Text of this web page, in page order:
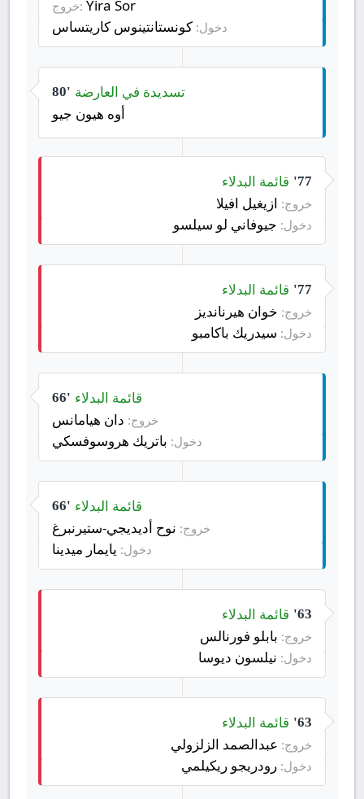
خروج: Yira Sor
دخول: كونستانتينوس كاريتساس
80' تسديدة في العارضة
أوه هيون جيو
77' قائمة البدلاء
خروج: ازيغيل افيلا
دخول: جيوفاني لو سيلسو
77' قائمة البدلاء
خروج: خوان هيرنانديز
دخول: سيدريك باكامبو
66' قائمة البدلاء
خروج: دان هيامانس
دخول: باتريك هروسوفسكي
66' قائمة البدلاء
خروج: نوح أديديجي-ستيرنبرغ
دخول: يايمار ميدينا
63' قائمة البدلاء
خروج: بابلو فورنالس
دخول: نيلسون ديوسا
63' قائمة البدلاء
خروج: عبدالصمد الزلزولي
دخول: رودريجو ريكيلمي